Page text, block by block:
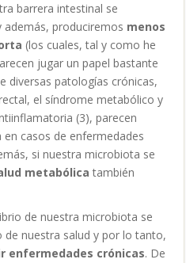
barrera intestinal se
produciremos menos
(los cuales, tal y como he
jugar un papel bastante
diversas patologías crónicas,
el síndrome metabólico y
(3), parecen
casos de enfermedades
si nuestra microbiota se
metabólica también
de nuestra microbiota se
nuestra salud y por lo tanto,
enfermedades crónicas. De